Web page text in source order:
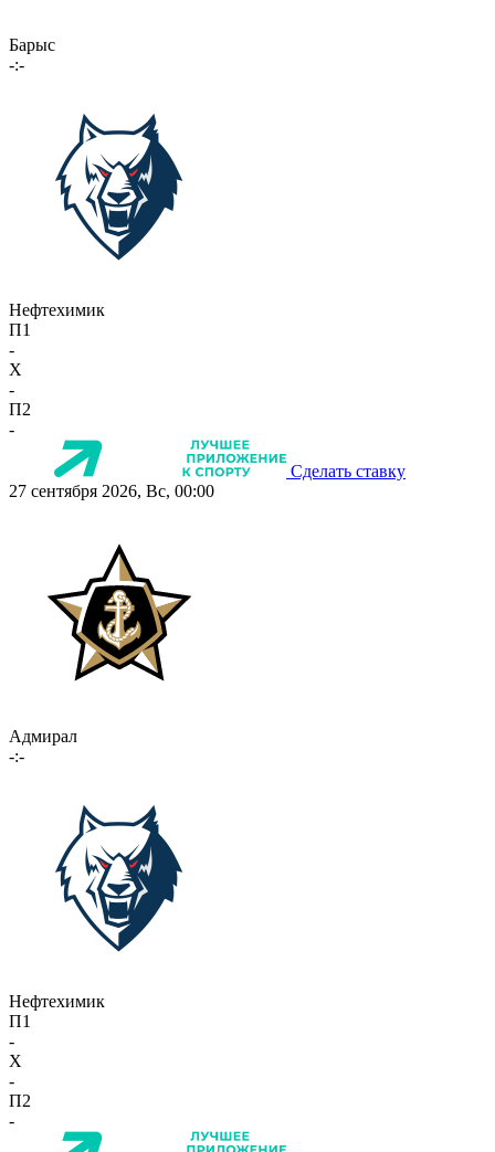
Барыс
-:-
Нефтехимик
П1
-
X
-
П2
-
Сделать ставку
27 сентября 2026, Вс, 00:00
Адмирал
-:-
Нефтехимик
П1
-
X
-
П2
-